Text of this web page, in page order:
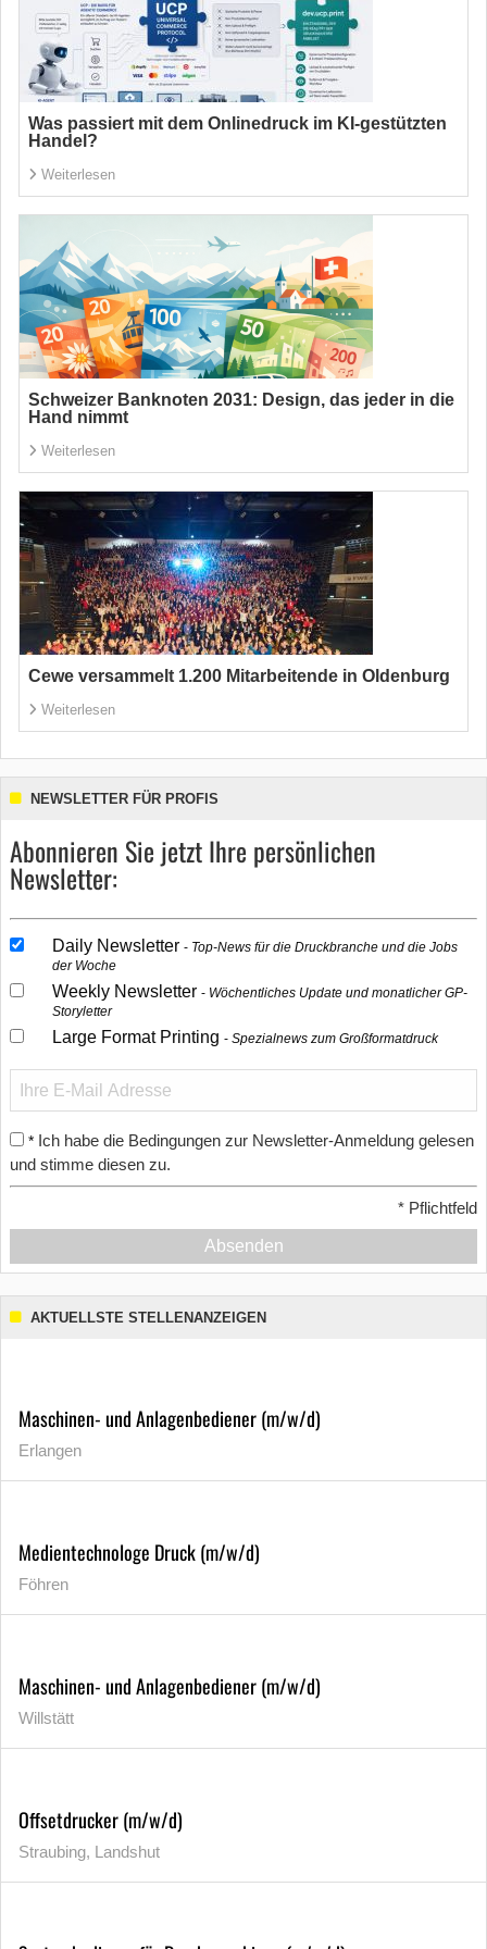
Was passiert mit dem Onlinedruck im KI-gestützten
Handel?
Weiterlesen
Schweizer Banknoten 2031: Design, das jeder in die
Hand nimmt
Weiterlesen
Cewe versammelt 1.200 Mitarbeitende in Oldenburg
Weiterlesen
NEWSLETTER FÜR PROFIS
Abonnieren Sie jetzt Ihre persönlichen
Newsletter:
Daily Newsletter
Top-News für die Druckbranche und die Jobs
der Woche
Weekly Newsletter
Wöchentliches Update und monatlicher GP-
Storyletter
Large Format Printing Spezialnews zum Großformatdruck
* Ich habe die Bedingungen zur Newsletter-Anmeldung gelesen
und stimme diesen zu.
* Pflichtfeld
Absenden
AKTUELLSTE STELLENANZEIGEN
Maschinen- und Anlagenbediener (m/w/d)
Erlangen
Medientechnologe Druck (m/w/d)
Föhren
Maschinen- und Anlagenbediener (m/w/d)
Willstätt
Offsetdrucker (m/w/d)
Straubing, Landshut